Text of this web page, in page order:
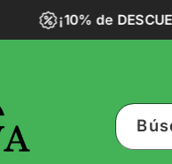
¡10% de